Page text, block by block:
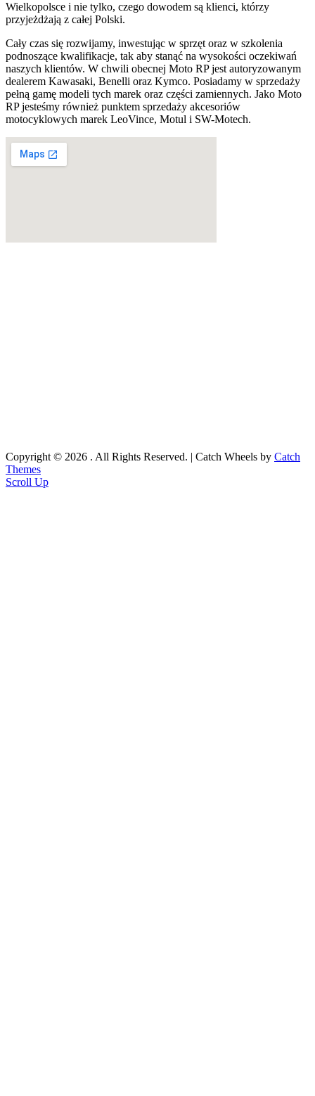
Wielkopolsce i nie tylko, czego dowodem są klienci, którzy
przyjeżdżają z całej Polski.
Cały czas się rozwijamy, inwestując w sprzęt oraz w szkolenia
podnoszące kwalifikacje, tak aby stanąć na wysokości oczekiwań
naszych klientów. W chwili obecnej Moto RP jest autoryzowanym
dealerem Kawasaki, Benelli oraz Kymco. Posiadamy w sprzedaży
pełną gamę modeli tych marek oraz części zamiennych. Jako Moto
RP jesteśmy również punktem sprzedaży akcesoriów
motocyklowych marek LeoVince, Motul i SW-Motech.
Copyright © 2026 . All Rights Reserved. | Catch Wheels by Catch
Themes
Scroll Up